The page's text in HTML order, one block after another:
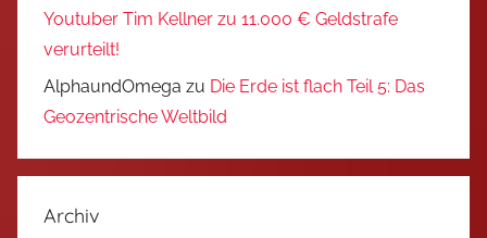
Youtuber Tim Kellner zu 11.000 € Geldstrafe
verurteilt!
AlphaundOmega zu Die Erde ist flach Teil 5: Das
Geozentrische Weltbild
Archiv